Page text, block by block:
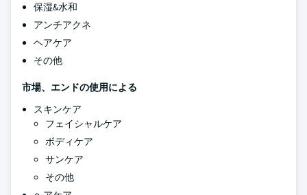
保湿&水和
アンチアクネ
ヘアケア
その他
市場、エンドの使用による
スキンケア
フェイシャルケア
ボディケア
サンケア
その他